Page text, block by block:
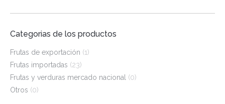
Categorias de los productos
Frutas de exportación (1)
Frutas importadas (23)
Frutas y verduras mercado nacional
(0)
Otros (0)